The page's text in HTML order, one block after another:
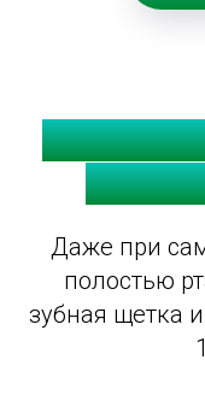
Почему
зубов
Даже при
полостью
зубная щетка